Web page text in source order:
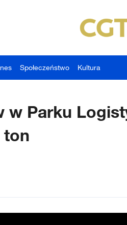
Społeczeństwo Kultura
w Parku
ton